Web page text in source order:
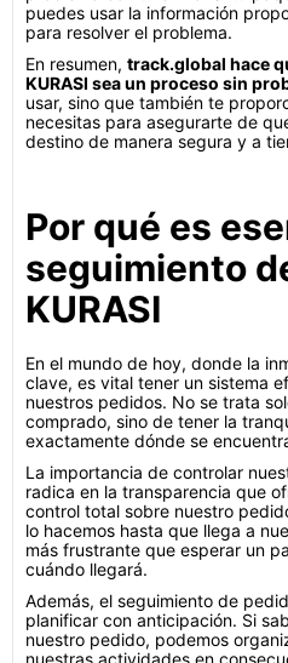
puedes usar la información
para resolver el problema.
En resumen, track.global hace
KURASI sea un proceso sin
usar, sino que también te
necesitas para asegurarte de
destino de manera segura y a
Por qué es
seguimiento
KURASI
En el mundo de hoy, donde la
clave, es vital tener un sistema
nuestros pedidos. No se trata
comprado, sino de tener la
exactamente dónde se
La importancia de controlar
radica en la transparencia que
control total sobre nuestro
lo hacemos hasta que llega a
más frustrante que esperar un
cuándo llegará.
Además, el seguimiento de
planificar con anticipación. Si
nuestro pedido, podemos
nuestras actividades en